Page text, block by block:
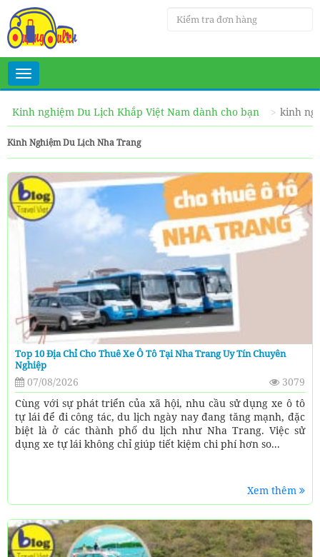
Toggle
navigation
Kinh nghiệm Du Lịch Khắp Việt Nam dành cho bạn
kinh
Kinh Nghiệm Du Lịch Nha Trang
Top 10 Địa Chỉ Cho Thuê Xe Ô Tô Tại Nha Trang Uy Tín Chuyên
Nghiệp
07/08/2026
3079
Cùng với sự phát triển của xã hội, nhu cầu sử dụng xe ô tô
tự lái để đi công tác, du lịch ngày nay đang tăng mạnh, đặc
biệt là ở các thành phố du lịch như Nha Trang. Việc sử
dụng xe tự lái không chỉ giúp tiết kiệm chi phí hơn so...
Xem thêm